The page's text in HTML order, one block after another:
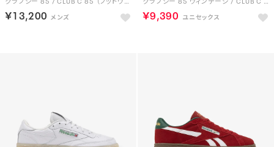
￥13,200 ￥9,390